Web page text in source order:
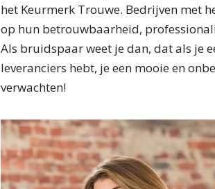
het Keurmerk Trouwe. Bedrijven met
op hun betrouwbaarheid,
Als bruidspaar weet je dan, dat als je
leveranciers hebt, je een mooie en
verwachten!